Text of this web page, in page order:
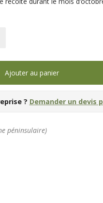
Ajouter au panier
? Demander un devis
péninsulaire)